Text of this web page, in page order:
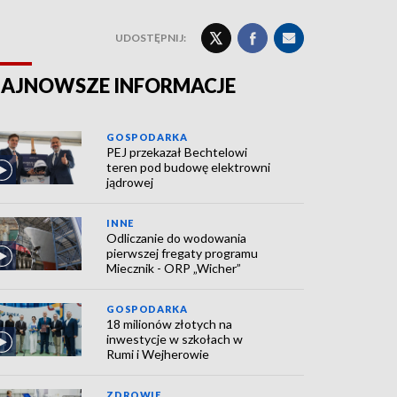
UDOSTĘPNIJ:
INFORMACJE
GOSPODARKA
PEJ przekazał Bechtelowi
teren pod budowę elektrowni
jądrowej
INNE
Odliczanie do wodowania
pierwszej fregaty programu
Miecznik - ORP „Wicher”
GOSPODARKA
18 milionów złotych na
inwestycje w szkołach w
Rumi i Wejherowie